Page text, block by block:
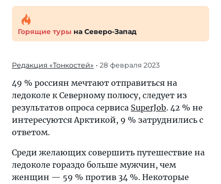
Горящие туры на Северо-Запад
Редакция «Тонкостей» • 28 февраля 2023
49 % россиян мечтают отправиться на
ледоколе к Северному полюсу, следует из
результатов опроса сервиса SuperJob. 42 % не
интересуются Арктикой, 9 % затруднились с
ответом.
Среди желающих совершить путешествие на
ледоколе гораздо больше мужчин, чем
женщин — 59 % против 34 %. Некоторые